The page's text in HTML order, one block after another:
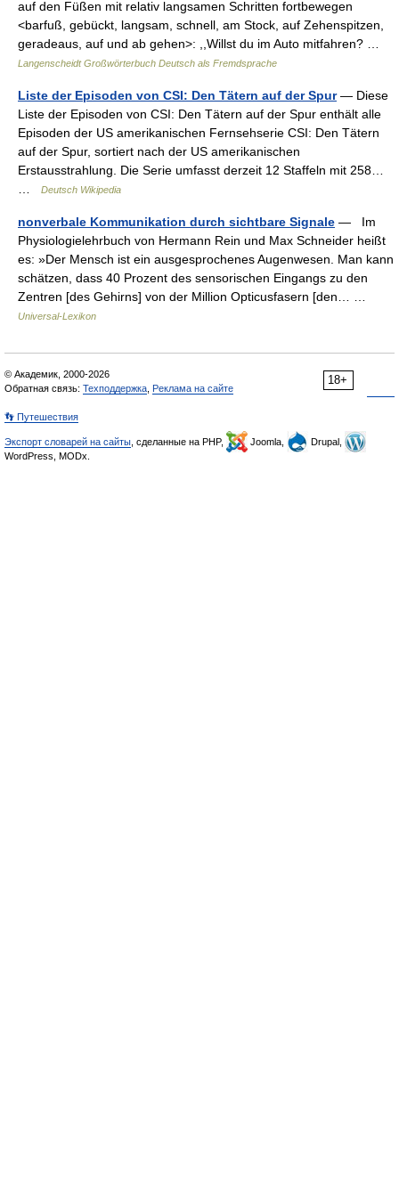
auf den Füßen mit relativ langsamen Schritten fortbewegen
<barfuß, gebückt, langsam, schnell, am Stock, auf Zehenspitzen,
geradeaus, auf und ab gehen>: ,,Willst du im Auto mitfahren? …
Langenscheidt Großwörterbuch Deutsch als Fremdsprache
Liste der Episoden von CSI: Den Tätern auf der Spur— Diese
Liste der Episoden von CSI: Den Tätern auf der Spur enthält alle
Episoden der US amerikanischen Fernsehserie CSI: Den Tätern
auf der Spur, sortiert nach der US amerikanischen
Erstausstrahlung. Die Serie umfasst derzeit 12 Staffeln mit 258…
Deutsch Wikipedia
nonverbale Kommunikation durch sichtbare Signale — Im
Physiologielehrbuch von Hermann Rein und Max Schneider heißt
es: »Der Mensch ist ein ausgesprochenes Augenwesen. Man kann
schätzen, dass 40 Prozent des sensorischen Eingangs zu den
Zentren [des Gehirns] von der Million Opticusfasern [den… …
Universal-Lexikon
18+
© Академик, 2000-2026
Обратная связь: Техподдержка Реклама на сайте
👣 Путешествия
Экспорт словарей на сайты , сделанные на PHP, Joomla,
Drupal,
WordPress, MODx.